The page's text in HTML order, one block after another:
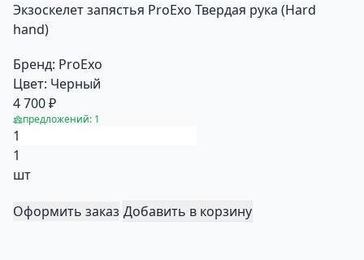
Экзоскелет запястья ProExo Твердая рука (Hard
hand)
Бренд: ProExo
Цвет: Черный
4 700 ₽
предложений: 1
1
шт
Оформить заказ Добавить в корзину